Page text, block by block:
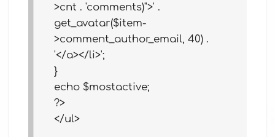
>cnt . 'comments)">' .
get_avatar($item-
>comment_author_email, 40) .
'</a></li>';
}
echo $mostactive;
?>
</ul>